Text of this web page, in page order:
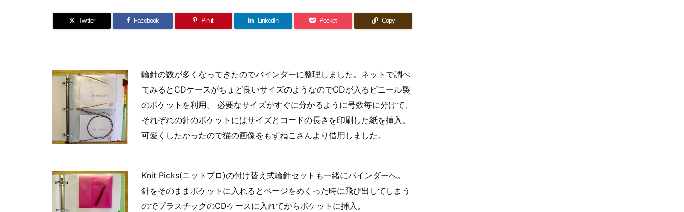
Twitter Facebook Pin it LinkedIn Pocket Copy
輪針の数が多くなってきたのでバインダーに整理しました。ネットで調べ
てみるとCDケースがちょど良いサイズのようなのでCDが入るビニール製
のポケットを利用。 必要なサイズがすぐに分かるように号数毎に分けて、
それぞれの針のポケットにはサイズとコードの長さを印刷した紙を挿入。
可愛くしたかったので猫の画像をもずねこさんより借用しました。
Knit Picks(ニットプロ)の付け替え式輪針セットも一緒にバインダーへ。
針をそのままポケットに入れるとページをめくった時に飛び出してしまう
のでプラスチックのCDケースに入れてからポケットに挿入。